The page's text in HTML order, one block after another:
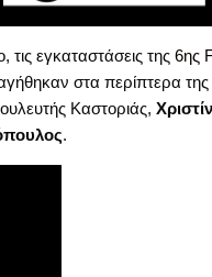
εγκαταστάσεις της 6ης
στα περίπτερα
Καστοριάς,
.